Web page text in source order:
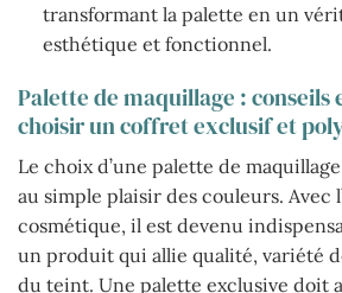
transformant la palette en un
esthétique et fonctionnel.
Palette de maquillage : conseils
choisir un coffret exclusif et
Le choix d’une palette de
au simple plaisir des couleurs. Avec
cosmétique, il est devenu
un produit qui allie qualité, variété
du teint. Une palette exclusive doit